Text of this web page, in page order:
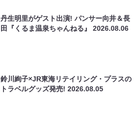
丹生明里がゲスト出演! パンサー向井＆長
田『くるま温泉ちゃんねる』2026.08.06
鈴川絢子×JR東海リテイリング・プラスの
トラベルグッズ発売!2026.08.05